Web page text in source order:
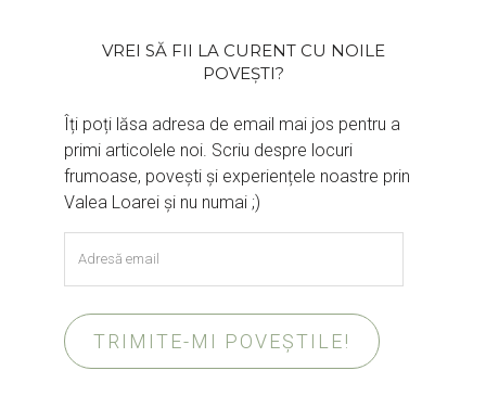
VREI SĂ FII LA CURENT CU NOILE
POVEȘTI?
Îți poți lăsa adresa de email mai jos pentru a
primi articolele noi. Scriu despre locuri
frumoase, povești și experiențele noastre prin
Valea Loarei și nu numai ;)
email
TRIMITE-MI POVEȘTILE!